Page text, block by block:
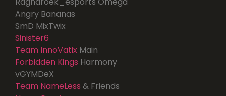
Angry Bananas
SmD MixTwix
Sinister6
Team InnoVatix Main
Forbidden Kings Harmony
vGYMDeX
Team NameLess & Friends